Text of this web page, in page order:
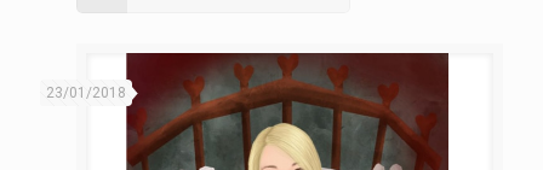
23/01/2018